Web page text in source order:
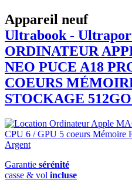
Appareil neuf
Ultrabook -
ORDINATEUR
NEO PUCE A18
COEURS
STOCKAGE
Garantie sérénité
casse & vol incluse